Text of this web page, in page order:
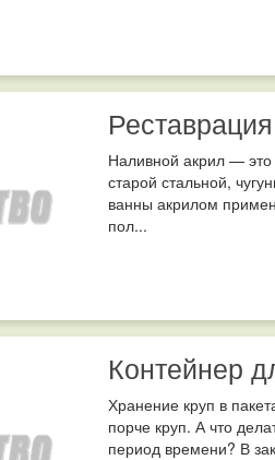
Наливной акрил —
старой стальной,
ванны акрилом
пол...
Контейнер
Хранение круп в
порче круп. А что
период времени? В